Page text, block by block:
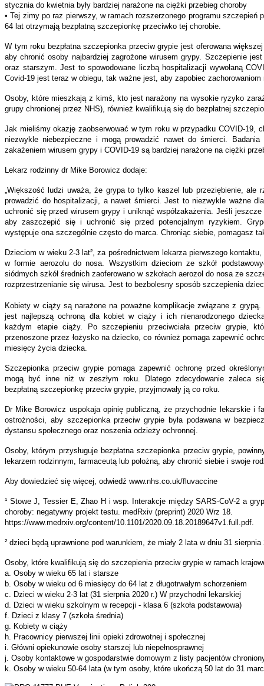
stycznia do kwietnia były bardziej narażone na ciężki przebieg choroby
• Tej zimy po raz pierwszy, w ramach rozszerzonego programu szczepień
64 lat otrzymają bezpłatną szczepionkę przeciwko tej chorobie.
W tym roku bezpłatna szczepionka przeciw grypie jest oferowana
aby chronić osoby najbardziej zagrożone wirusem grypy. Szczepienie
oraz starszym. Jest to spowodowane liczbą hospitalizacji wywołaną
Covid-19 jest teraz w obiegu, tak ważne jest, aby zapobiec
Osoby, które mieszkają z kimś, kto jest narażony na wysokie ryzyko
grupy chronionej przez NHS), również kwalifikują się do bezpłatnej
Jak mieliśmy okazję zaobserwować w tym roku w przypadku COVID-19,
niezwykle niebezpieczne i mogą prowadzić nawet do śmierci.
zakażeniem wirusem grypy i COVID-19 są bardziej narażone na ciężki
Lekarz rodzinny dr Mike Borowicz dodaje:
„Większość ludzi uważa, że grypa to tylko kaszel lub przeziębienie, ale
prowadzić do hospitalizacji, a nawet śmierci. Jest to niezwykle ważne
uchronić się przed wirusem grypy i uniknąć współzakażenia. Jeśli
aby zaszczepić się i uchronić się przed potencjalnym ryzykiem.
występuje ona szczególnie często do marca. Chroniąc siebie, pomagasz
Dzieciom w wieku 2-3 lat², za pośrednictwem lekarza pierwszego
w formie aerozolu do nosa. Wszystkim dzieciom ze szkół
siódmych szkół średnich zaoferowano w szkołach aerozol do nosa ze
rozprzestrzenianie się wirusa. Jest to bezbolesny sposób szczepienia
Kobiety w ciąży są narażone na poważne komplikacje związane z grypą.
jest najlepszą ochroną dla kobiet w ciąży i ich nienarodzonego
każdym etapie ciąży. Po szczepieniu przeciwciała przeciw grypie,
przenoszone przez łożysko na dziecko, co również pomaga zapewnić
miesięcy życia dziecka.
Szczepionka przeciw grypie pomaga zapewnić ochronę przed
mogą być inne niż w zeszłym roku. Dlatego zdecydowanie zaleca
bezpłatną szczepionkę przeciw grypie, przyjmowały ją co roku.
Dr Mike Borowicz uspokaja opinię publiczną, że przychodnie lekarskie i
ostrożności, aby szczepionka przeciw grypie była podawana w
dystansu społecznego oraz noszenia odzieży ochronnej.
Osoby, którym przysługuje bezpłatna szczepionka przeciw grypie,
lekarzem rodzinnym, farmaceutą lub położną, aby chronić siebie i swoje
Aby dowiedzieć się więcej, odwiedź www.nhs.co.uk/fluvaccine
¹ Stowe J, Tessier E, Zhao H i wsp. Interakcje między SARS-CoV-2 a
choroby: negatywny projekt testu. medRxiv (preprint) 2020 Wrz 18.
https://www.medrxiv.org/content/10.1101/2020.09.18.20189647v1.full.pdf.
² dzieci będą uprawnione pod warunkiem, że miały 2 lata w dniu 31 sierpnia
Osoby, które kwalifikują się do szczepienia przeciw grypie w ramach
a. Osoby w wieku 65 lat i starsze
b. Osoby w wieku od 6 miesięcy do 64 lat z długotrwałym schorzeniem
c. Dzieci w wieku 2-3 lat (31 sierpnia 2020 r.) W przychodni lekarskiej
d. Dzieci w wieku szkolnym w recepcji - klasa 6 (szkoła podstawowa)
f. Dzieci z klasy 7 (szkoła średnia)
g. Kobiety w ciąży
h. Pracownicy pierwszej linii opieki zdrowotnej i społecznej
i. Główni opiekunowie osoby starszej lub niepełnosprawnej
j. Osoby kontaktowe w gospodarstwie domowym z listy pacjentów
k. Osoby w wieku 50-64 lata (w tym osoby, które ukończą 50 lat do 31